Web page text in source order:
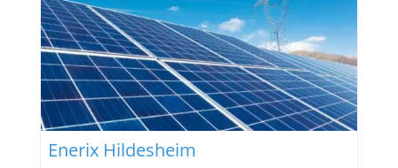
Vordergrund – von der Standortanalyse über die
Eigenverbrauchsprognose
Enerix Hildesheim